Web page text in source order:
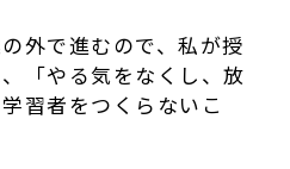
外で進むので、私が授
「やる気をなくし、放
習者をつくらないこ